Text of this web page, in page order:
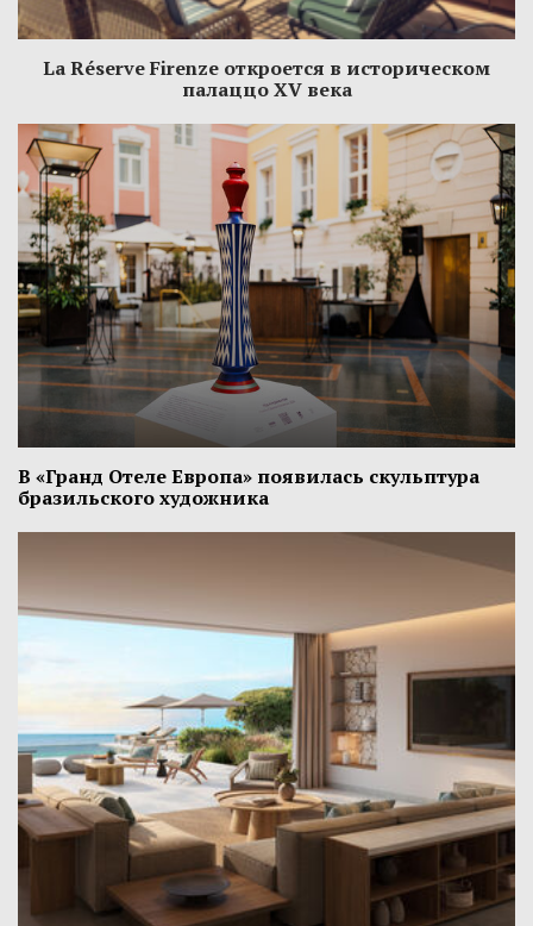
La Réserve Firenze откроется в историческом
палаццо XV века
В «Гранд Отеле Европа» появилась скульптура
бразильского художника